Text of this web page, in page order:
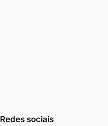
Redes sociais